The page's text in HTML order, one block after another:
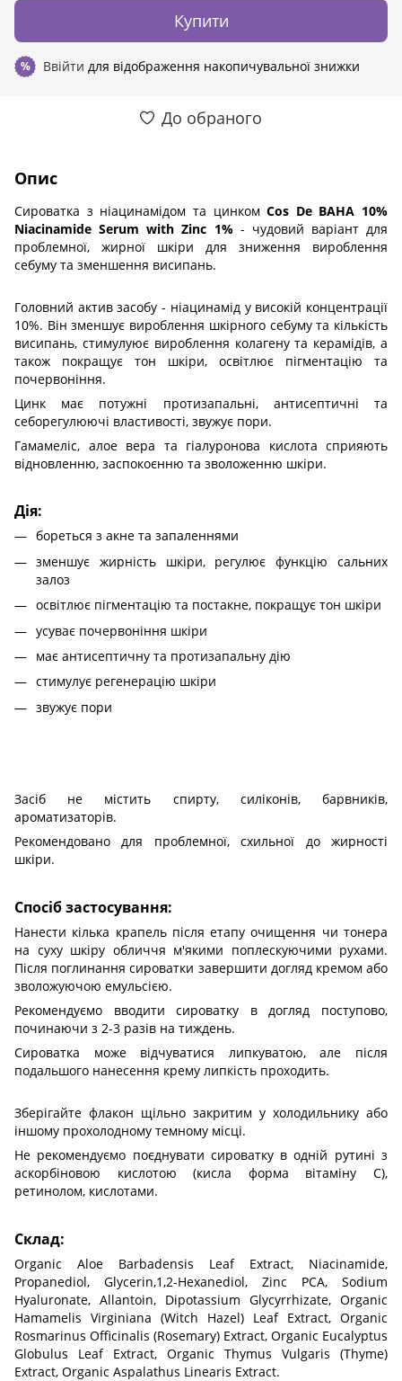
Купити
% Ввійти для відображення накопичувальної знижки
До обраного
Опис
Сироватка з ніацинамідом та цинкомCos De BAHA 10%
Niacinamide Serum with Zinc 1%- чудовий варіант для
проблемної, жирної шкіри для зниження вироблення
себуму та зменшення висипань.
Головний актив засобу - ніацинамід у високій концентрації
10%. Він зменшує вироблення шкірного себуму та кількість
висипань, стимулуює вироблення колагену та керамідів, а
також покращує тон шкіри, освітлює пігментацію та
почервоніння.
Цинк має потужні протизапальні, антисептичні та
себорегулюючі властивості, звужує пори.
Гамамеліс, алое вера та гіалуронова кислота сприяють
відновленню, заспокоєнню та зволоженню шкіри.
Дія:
бореться з акне та запаленнями
зменшує жирність шкіри, регулює функцію сальних
залоз
освітлює пігментацію та постакне, покращує тон шкіри
усуває почервоніння шкіри
має антисептичну та протизапальну дію
стимулує регенерацію шкіри
звужує пори
Засіб не містить спирту, силіконів, барвників,
ароматизаторів.
Рекомендовано для проблемної, схильної до жирності
шкіри.
Спосіб застосування:
Нанести кілька крапель після етапу очищення чи тонера
на суху шкіру обличчя м'якими поплескуючими рухами.
Після поглинання сироватки завершити догляд кремом або
зволожуючою емульсією.
Рекомендуємо вводити сироватку в догляд поступово,
починаючи з 2-3 разів на тиждень.
Сироватка може відчуватися липкуватою, але після
подальшого нанесення крему липкість проходить.
Зберігайте флакон щільно закритим у холодильнику або
іншому прохолодному темному місці.
Не рекомендуємо поєднувати сироватку в одній рутині з
аскорбіновою кислотою (кисла форма вітаміну С),
ретинолом, кислотами.
Склад:
Organic Aloe Barbadensis Leaf Extract, Niacinamide,
Propanediol, Glycerin,1,2-Hexanediol, Zinc PCA, Sodium
Hyaluronate, Allantoin, Dipotassium Glycyrrhizate, Organic
Hamamelis Virginiana (Witch Hazel) Leaf Extract, Organic
Rosmarinus Officinalis (Rosemary) Extract, Organic Eucalyptus
Globulus Leaf Extract, Organic Thymus Vulgaris (Thyme)
Extract, Organic Aspalathus Linearis Extract.